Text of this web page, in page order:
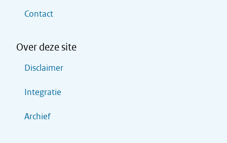
Contact
Over deze site
Disclaimer
Integratie
Archief